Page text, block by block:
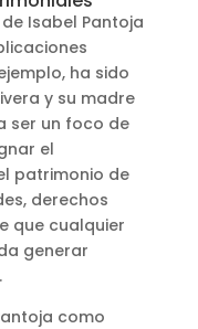
Isabel Pantoja
ha sido
y su madre
ser un foco de
el
patrimonio de
derechos
que cualquier
generar
como